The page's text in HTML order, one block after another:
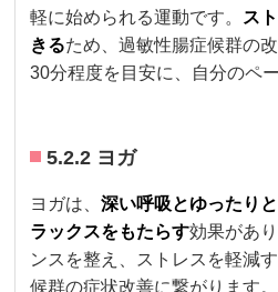
軽に始められる運動です。
ス
きるため、過敏性腸症候群の
30分程度を目安に、自分のペ
5.2.2 ヨガ
ヨガは、深い呼吸とゆったり
ラックスをもたらす効果があ
ンスを整え、ストレスを軽減
候群の症状改善に繋がります